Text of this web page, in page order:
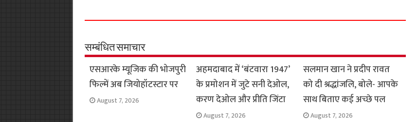
e
o
o
k
t
A
p
p
t
r
e
a
m
i
y
n
k
r
सम्बंधित समाचार
एसआरके म्यूजिक की भोजपुरी
फिल्में अब जियोहॉटस्टार पर
August 7, 2026
अहमदाबाद में ‘बंटवारा 1947’
के प्रमोशन में जुटे सनी देओल,
करण देओल और प्रीति जिंटा
August 7, 2026
सलमान खान ने प्रदीप रावत
को दी श्रद्धांजलि, बोले- आपके
साथ बिताए कई अच्छे पल
August 7, 2026